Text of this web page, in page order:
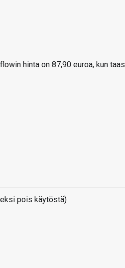
hinta on 87,90 euroa, kun taas
pois käytöstä)